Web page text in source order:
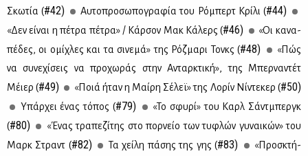
Σκω­τία (#42) Αυ­το­προ­σω­πο­γρα­φία του Ρό­μπερτ Κρί­λι (#44)
«Δεν εί­ναι η πέ­τρα πέ­τρα» / Κάρ­σον Μακ Κά­λερς (#46)
«Οι κα­να­
πέ­δες, οι ομί­χλες και τα σι­νε­μά» της Ρόζ­μα­ρι Τονκς (#48)
«Πώς
να συ­νε­χί­σεις να προ­χω­ράς στην Ανταρ­κτι­κή», της Μπερ­να­ντέτ
Μέιερ (#49) «Ποιά ήταν η Μαί­ρη Σέ­λεϊ» της Λο­ρίν Νί­ντε­κερ (#50)
Υπάρ­χει ένας τό­πος (#79)
«Το σφυ­ρί» του Καρλ Σάντ­μπεργκ
(#80)
«Ένας τρα­πε­ζί­της στο πορ­νείο των τυ­φλών γυ­ναι­κών» του
Μαρκ Στραντ (#82) Τα χεί­λη πά­σης της γης (#83)
«Προ­σκτή­